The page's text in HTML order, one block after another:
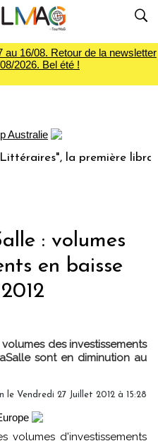
16/08. Retour de la newsletter
2026. Bel été !
la première librairie
: volumes
en baisse
des investissements
sont en diminution au
le Vendredi 27 Juillet 2012 à 15:28